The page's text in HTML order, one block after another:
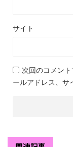
サイト
次回のコメン
ールアドレス、サ